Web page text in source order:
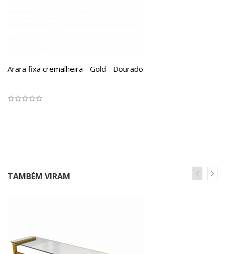
Arara fixa cremalheira - Gold - Dourado
TAMBÉM VIRAM